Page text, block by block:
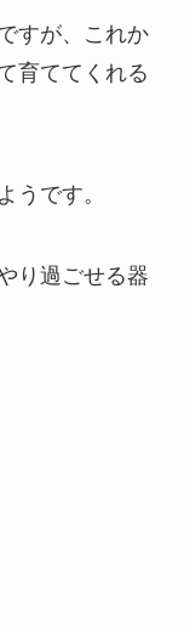
すが、これか
育ててくれる
うです。
り過ごせる器